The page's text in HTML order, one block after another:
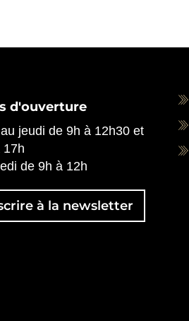
d'ouverture
jeudi de 9h à 12h30 et
17h
de 9h à 12h
à la newsletter